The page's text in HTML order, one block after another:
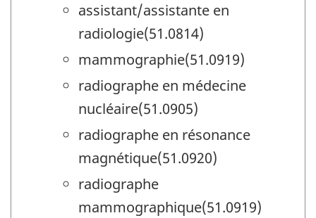
assistant/assistante en
radiologie(51.0814)
mammographie(51.0919)
radiographe en médecine
nucléaire(51.0905)
radiographe en résonance
magnétique(51.0920)
radiographe
mammographique(51.0919)